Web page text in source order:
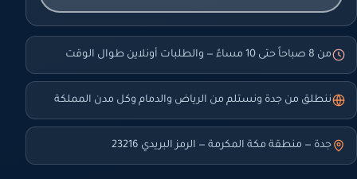
من 8 صباحاً حتى 10 مساءً — والطلبات أونلاين طوال الوقت
ننطلق من جدة ونستلم من الرياض والدمام وكل مدن المملكة
جدة — منطقة مكة المكرمة — الرمز البريدي 23216